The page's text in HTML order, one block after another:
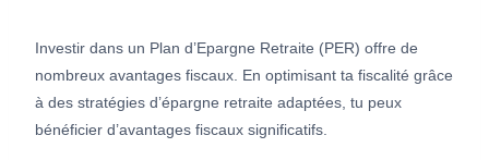
Investir dans un Plan d’Epargne Retraite (PER) offre de
nombreux avantages fiscaux. En optimisant ta fiscalité grâce
à des stratégies d’épargne retraite adaptées, tu peux
bénéficier d’avantages fiscaux significatifs.